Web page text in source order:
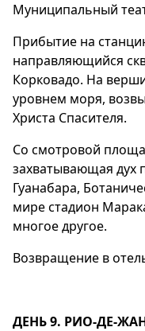
Муниципальный
Прибытие на
направляющийся
Корковадо. На
уровнем моря,
Христа Спасителя.
Со смотровой
захватывающая дух
Гуанабара,
мире стадион
многое другое.
Возвращение в
ДЕНЬ 9. РИО-ДЕ-